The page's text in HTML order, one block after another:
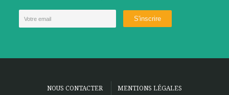
NOUS CONTACTER
MENTIONS LÉGALES